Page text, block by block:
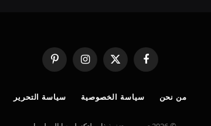
فيسبوك
X
(Twitter)
الانستغرامبينتيريست
من نحن سياسة الخصوصية سياسة التحرير